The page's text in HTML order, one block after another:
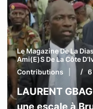
Le Magazine De La
Ami(e)s De La Côte
Contributions
6
LAURENT
une escale à